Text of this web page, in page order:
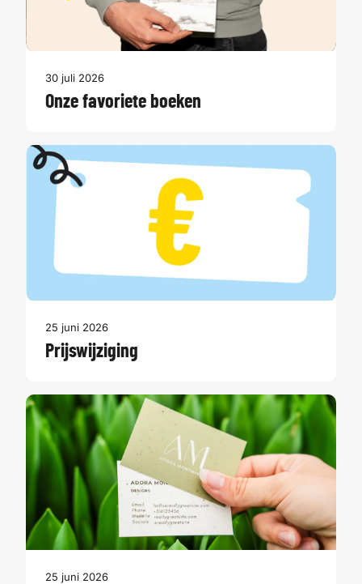
30 juli 2026
Onze favoriete boeken
25 juni 2026
Prijswijziging
25 juni 2026